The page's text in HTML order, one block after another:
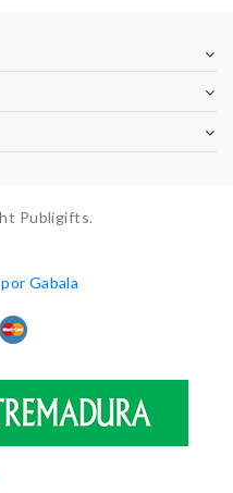
Publigifts.
Gabala